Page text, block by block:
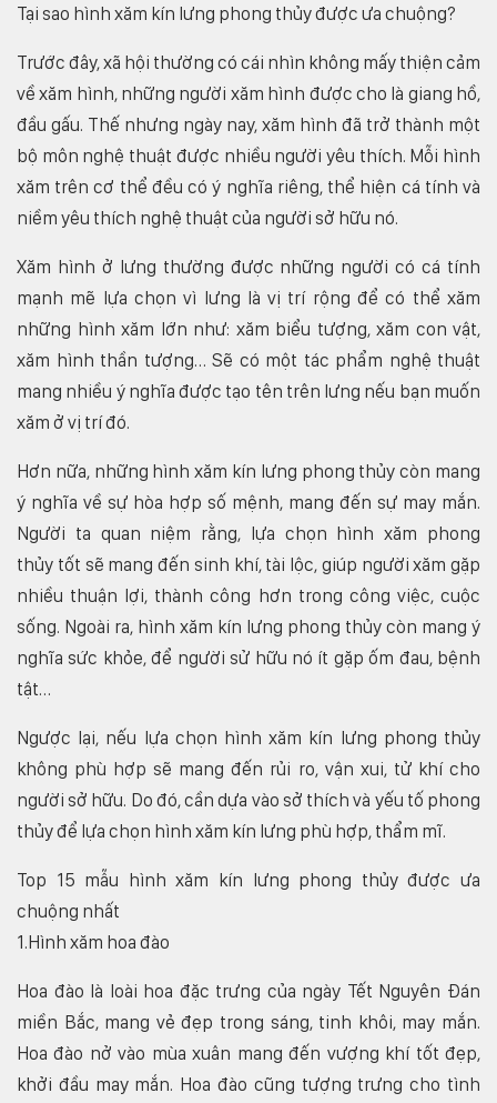
Tại sao hình xăm kín lưng phong thủy được ưa chuộng?
Trước đây, xã hội thường có cái nhìn không mấy thiện cảm
về xăm hình, những người xăm hình được cho là giang hồ,
đầu gấu. Thế nhưng ngày nay, xăm hình đã trở thành một
bộ môn nghệ thuật được nhiều người yêu thích. Mỗi hình
xăm trên cơ thể đều có ý nghĩa riêng, thể hiện cá tính và
niềm yêu thích nghệ thuật của người sở hữu nó.
Xăm hình ở lưng thường được những người có cá tính
mạnh mẽ lựa chọn vì lưng là vị trí rộng để có thể xăm
những hình xăm lớn như: xăm biểu tượng, xăm con vật,
xăm hình thần tượng… Sẽ có một tác phẩm nghệ thuật
mang nhiều ý nghĩa được tạo tên trên lưng nếu bạn muốn
xăm ở vị trí đó.
Hơn nữa, những hình xăm kín lưng phong thủy còn mang
ý nghĩa về sự hòa hợp số mệnh, mang đến sự may mắn.
Người ta quan niệm rằng, lựa chọn hình xăm phong
thủy tốt sẽ mang đến sinh khí, tài lộc, giúp người xăm gặp
nhiều thuận lợi, thành công hơn trong công việc, cuộc
sống. Ngoài ra, hình xăm kín lưng phong thủy còn mang ý
nghĩa sức khỏe, để người sử hữu nó ít gặp ốm đau, bệnh
tật…
Ngược lại, nếu lựa chọn hình xăm kín lưng phong thủy
không phù hợp sẽ mang đến rủi ro, vận xui, tử khí cho
người sở hữu. Do đó, cần dựa vào sở thích và yếu tố phong
thủy để lựa chọn hình xăm kín lưng phù hợp, thẩm mĩ.
Top 15 mẫu hình xăm kín lưng phong thủy được ưa
chuộng nhất
1.Hình xăm hoa đào
Hoa đào là loài hoa đặc trưng của ngày Tết Nguyên Đán
miền Bắc, mang vẻ đẹp trong sáng, tinh khôi, may mắn.
Hoa đào nở vào mùa xuân mang đến vượng khí tốt đẹp,
khởi đầu may mắn. Hoa đào cũng tượng trưng cho tình